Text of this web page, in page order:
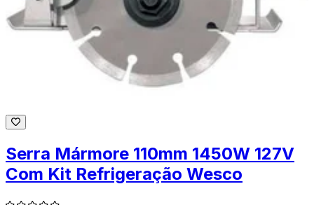
Serra Mármore 110mm 1450W 127V
Com Kit Refrigeração Wesco